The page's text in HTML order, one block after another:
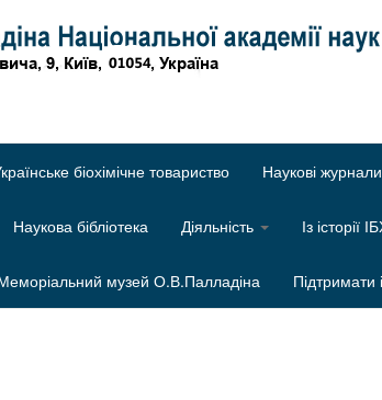
біохімічне товариство Наукові журнали
Наукова бібліотека Діяльність Із історії
музей О.В.Палладіна Підтримати